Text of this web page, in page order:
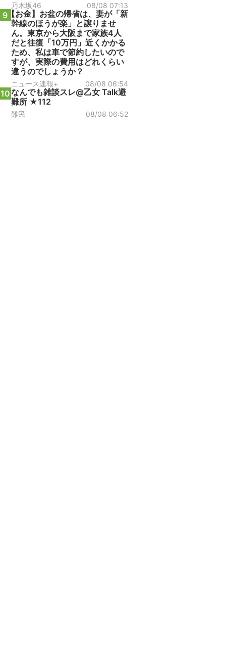
乃木坂46 08/08 07:13
9【お金】お盆の帰省は、妻が「新
幹線のほうが楽」と譲りませ
ん。東京から大阪まで家族4人
だと往復「10万円」近くかかる
ため、私は車で節約したいので
すが、実際の費用はどれくらい
違うのでしょうか？
ニュース速報+ 08/08 06:54
10なんでも雑談スレ@乙女 Talk避
難所 ★112
難民 08/08 06:52